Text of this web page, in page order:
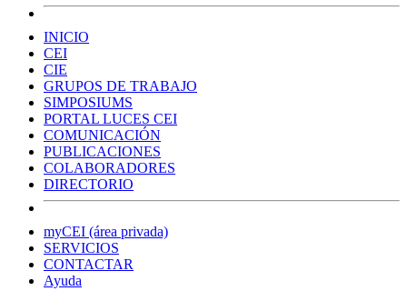
INICIO
CEI
CIE
GRUPOS DE TRABAJO
SIMPOSIUMS
PORTAL LUCES CEI
COMUNICACIÓN
PUBLICACIONES
COLABORADORES
DIRECTORIO
myCEI (área privada)
SERVICIOS
CONTACTAR
Ayuda